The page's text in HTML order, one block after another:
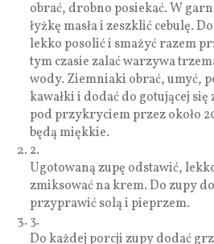
obrać, drobno posiekać. W
łyżkę masła i zeszklić cebulę.
lekko posolić i smażyć razem
tym czasie zalać warzywa
wody. Ziemniaki obrać, umyć,
kawałki i dodać do gotującej się
pod przykryciem przez około
będą miękkie.
2.
Ugotowaną zupę odstawić,
zmiksować na krem. Do zupy
przyprawić solą i pieprzem.
3.
Do każdej porcji zupy dodać